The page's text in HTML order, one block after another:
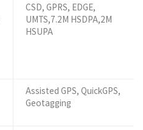
CSD, GPRS, EDGE,
UMTS,7.2M HSDPA,2M
HSUPA
Assisted GPS, QuickGPS,
Geotagging